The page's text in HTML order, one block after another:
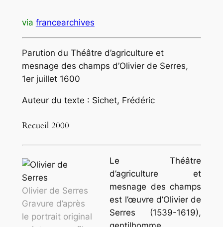
via francearchives
Parution du Théâtre d’agriculture et
mesnage des champs d’Olivier de Serres,
1er juillet 1600
Auteur du texte : Sichet, Frédéric
Recueil 2000
Olivier de Serres
Gravure d’après
le portrait original
LeThéâtre
d’agriculture et
mesnage des champs
est l’œuvre d’Olivier de
Serres (1539-1619),